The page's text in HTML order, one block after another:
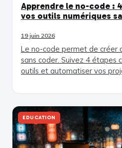
Apprendre le no-code :
vos outils numériques
19 juin 2026
Le no-code permet de créer
sans coder. Suivez 4 étapes
outils et automatiser vos
EDUCATION